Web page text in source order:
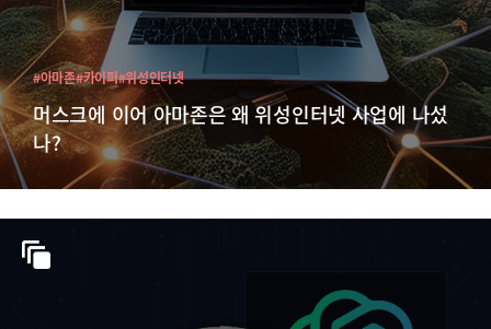
머스크에 이어 아마존은 왜 위성인터넷 사업에 나섰
나?
#아마존#카이퍼#위성인터넷